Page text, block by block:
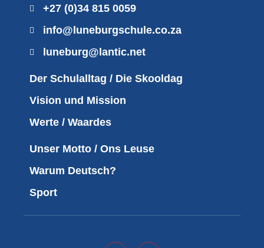
+27 (0)34 815 0059
info@luneburgschule.co.za
luneburg@lantic.net
Der Schulalltag / Die Skooldag
Vision und Mission
Werte / Waardes
Unser Motto / Ons Leuse
Warum Deutsch?
Sport